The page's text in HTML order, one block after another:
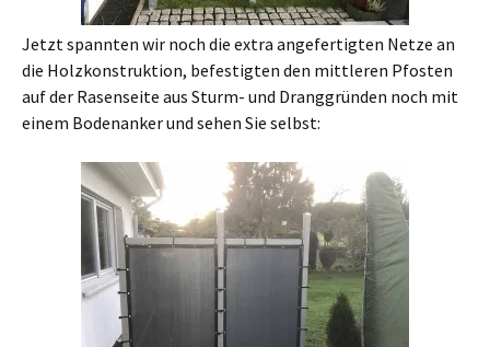
Jetzt spannten wir noch die extra angefertigten Netze an
die Holzkonstruktion, befestigten den mittleren Pfosten
auf der Rasenseite aus Sturm- und Dranggründen noch mit
einem Bodenanker und sehen Sie selbst: